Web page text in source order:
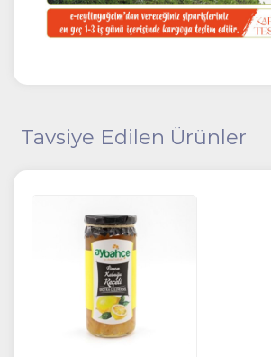
Tavsiye Edilen Ürünler